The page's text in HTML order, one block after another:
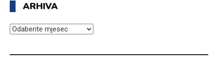
ARHIVA
ARHIVA